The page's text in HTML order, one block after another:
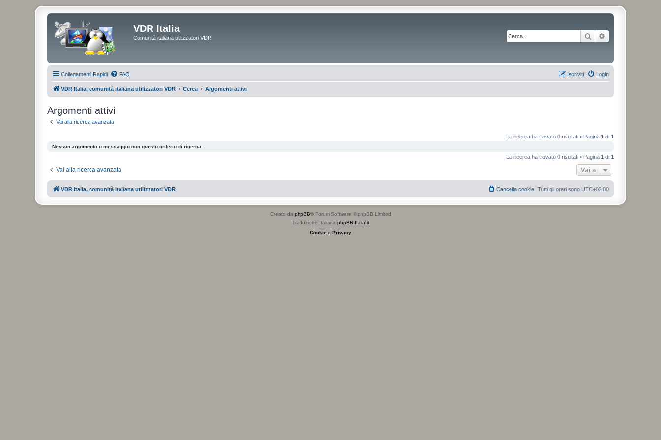
VDR Italia
Comunità italiana utilizzatori VDR Cerca
Collegamenti Rapidi FAQ Login
Iscriviti
VDR Italia, comunità italiana utilizzatori VDR Cerca Argomenti attivi
Argomenti attivi
Vai alla ricerca avanzata
La ricerca ha trovato 0 risultati • Pagina 1 di 1
Nessun argomento o messaggio con questo criterio di ricerca.
La ricerca ha trovato 0 risultati • Pagina 1 di 1
Vai alla ricerca avanzata Vai a
VDR Italia, comunità italiana utilizzatori VDR Tutti gli orari sono UTC+02:00
Cancella cookie
Creato da phpBB® Forum Software © phpBB Limited
Traduzione Italiana phpBB-Italia.it
Cookie e Privacy